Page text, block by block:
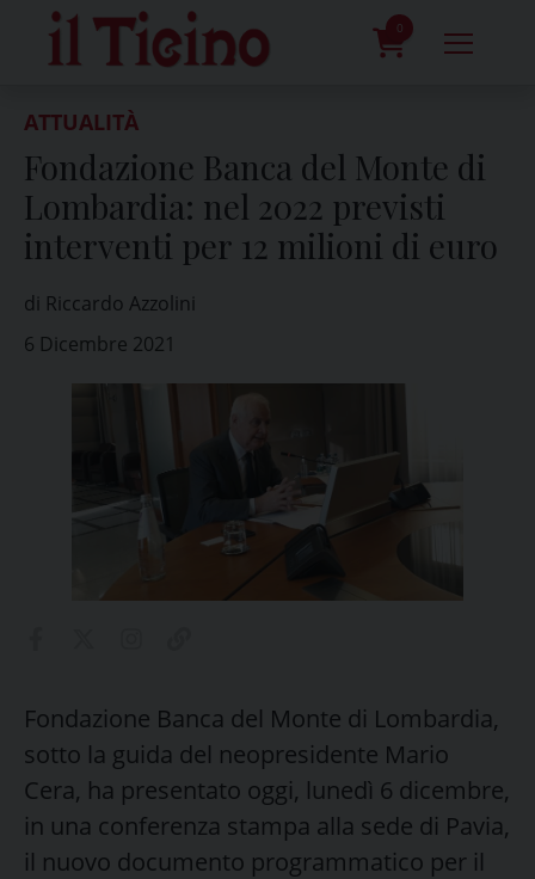
content
0
ATTUALITÀ
Fondazione Banca del Monte di
Lombardia: nel 2022 previsti
interventi per 12 milioni di euro
di Riccardo Azzolini
6 Dicembre 2021
Fondazione Banca del Monte di Lombardia,
sotto la guida del neopresidente Mario
Cera, ha presentato oggi, lunedì 6 dicembre,
in una conferenza stampa alla sede di Pavia,
il nuovo documento programmatico per il